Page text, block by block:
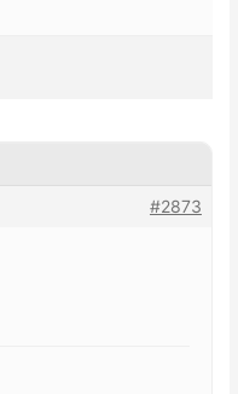
#2873